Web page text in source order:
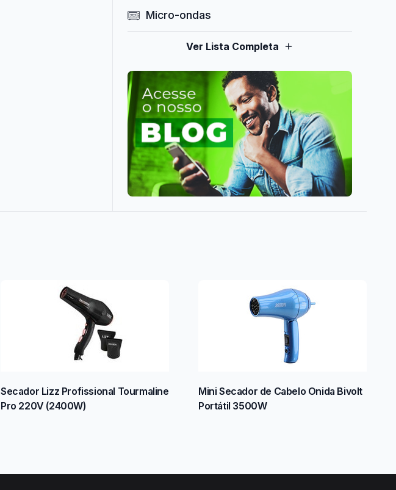
Micro-ondas
Ver Lista Completa
Secador Lizz Profissional Tourmaline
Pro 220V (2400W)
Mini Secador de Cabelo Onida Bivolt
Portátil 3500W